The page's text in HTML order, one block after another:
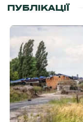
ПУБЛІКАЦІЇ